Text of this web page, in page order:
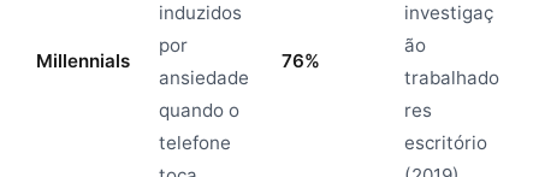
Millennials
induzidos
por
ansiedade
quando o
telefone
76%
investigaç
ão
trabalhado
res
escritório